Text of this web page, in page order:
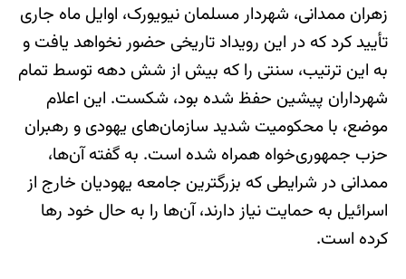
زهران ممدانی، شهردار مسلمان نیویورک، اوایل ماه جاری
تأیید کرد که در این رویداد تاریخی حضور نخواهد یافت و
به این ترتیب، سنتی را که بیش از شش دهه توسط تمام
شهرداران پیشین حفظ شده بود، شکست. این اعلام
موضع، با محکومیت شدید سازمان‌های یهودی و رهبران
حزب جمهوری‌خواه همراه شده است. به گفته آن‌ها،
ممدانی در شرایطی که بزرگترین جامعه یهودیان خارج از
اسرائیل به حمایت نیاز دارند، آن‌ها را به حال خود رها
کرده است.